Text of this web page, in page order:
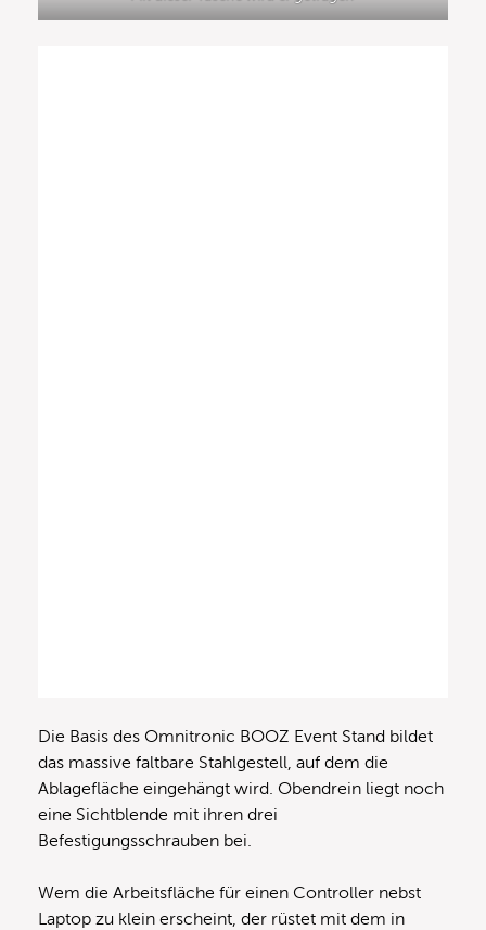
Die Basis des Omnitronic BOOZ Event Stand bildet
das massive faltbare Stahlgestell, auf dem die
Ablagefläche eingehängt wird. Obendrein liegt noch
eine Sichtblende mit ihren drei
Befestigungsschrauben bei.
Wem die Arbeitsfläche für einen Controller nebst
Laptop zu klein erscheint, der rüstet mit dem in